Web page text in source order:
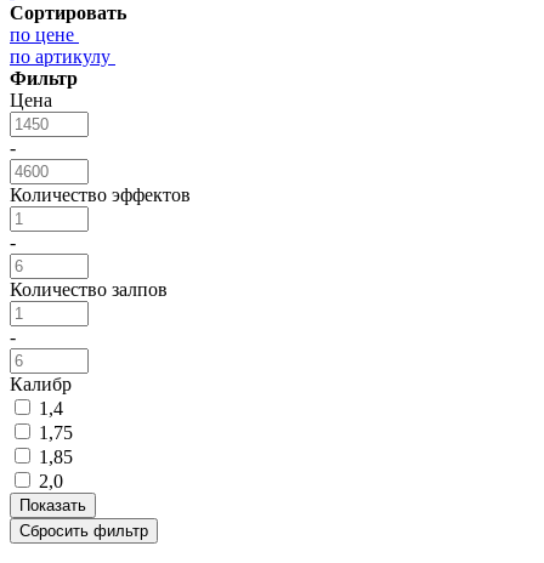
Сортировать
по цене
по артикулу
Фильтр
Цена
-
Количество эффектов
-
Количество залпов
-
Калибр
1,4
1,75
1,85
2,0